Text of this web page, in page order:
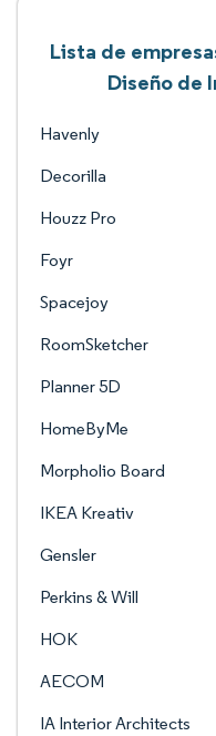
Lista de
Diseño de
Havenly
Decorilla
Houzz Pro
Foyr
Spacejoy
RoomSketcher
Planner 5D
HomeByMe
Morpholio Board
IKEA Kreativ
Gensler
Perkins & Will
HOK
AECOM
IA Interior Architects